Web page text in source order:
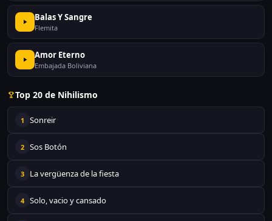
Balas Y Sangre
Flemita
Amor Eterno
Embajada Boliviana
Top 20 de Nihilismo
1 Sonreir
2 Sos Botón
3 La vergüenza de la fiesta
4 Solo, vacio y cansado